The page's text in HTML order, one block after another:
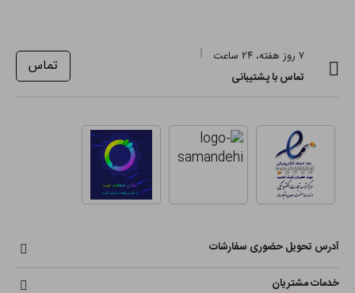
۷ روز هفته، ۲۴ ساعت
تماس با پشتیبانی
تماس
آدرس تحویل حضوری سفارشات
خدمات مشتریان